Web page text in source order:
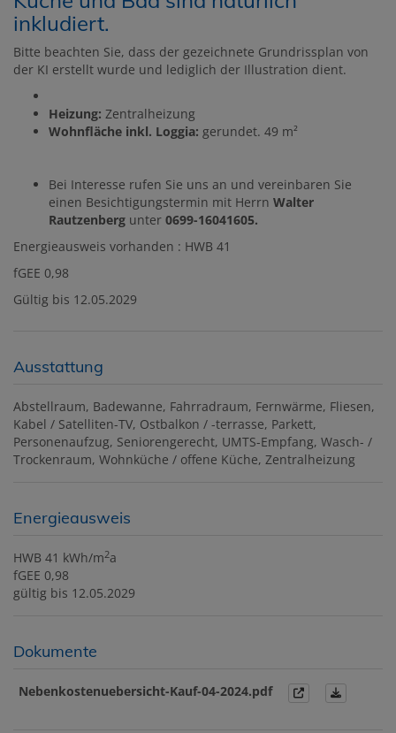
inkludiert.
Bitte beachten Sie, dass der gezeichnete Grundrissplan von
der KI erstellt wurde und lediglich der Illustration dient.
Heizung: Zentralheizung
Wohnfläche inkl. Loggia: gerundet. 49 m²
Bei Interesse rufen Sie uns an und vereinbaren Sie
einen Besichtigungstermin mit Herrn Walter
Rautzenberg unter 0699-16041605.
Energieausweis vorhanden : HWB 41
fGEE 0,98
Gültig bis 12.05.2029
Ausstattung
Abstellraum Badewanne Fahrradraum Fernwärme Fliesen
Kabel / Satelliten-TV Ostbalkon / -terrasse Parkett
Personenaufzug Seniorengerecht UMTS-Empfang Wasch- /
Trockenraum Wohnküche / offene Küche Zentralheizung
Energieausweis
HWB 41 kWh/m2a
fGEE 0,98
gültig bis 12.05.2029
Dokumente
Nebenkostenuebersicht-Kauf-04-2024.pdf